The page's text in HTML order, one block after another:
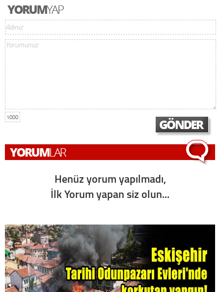
1000
Henüz yorum yapılmadı,
İlk Yorum yapan siz olun...